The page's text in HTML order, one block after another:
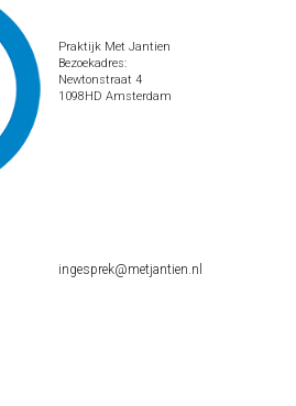
Praktijk Met Jantien
Bezoekadres:
Newtonstraat 4
1098HD Amsterdam
ingesprek@metjantien.nl